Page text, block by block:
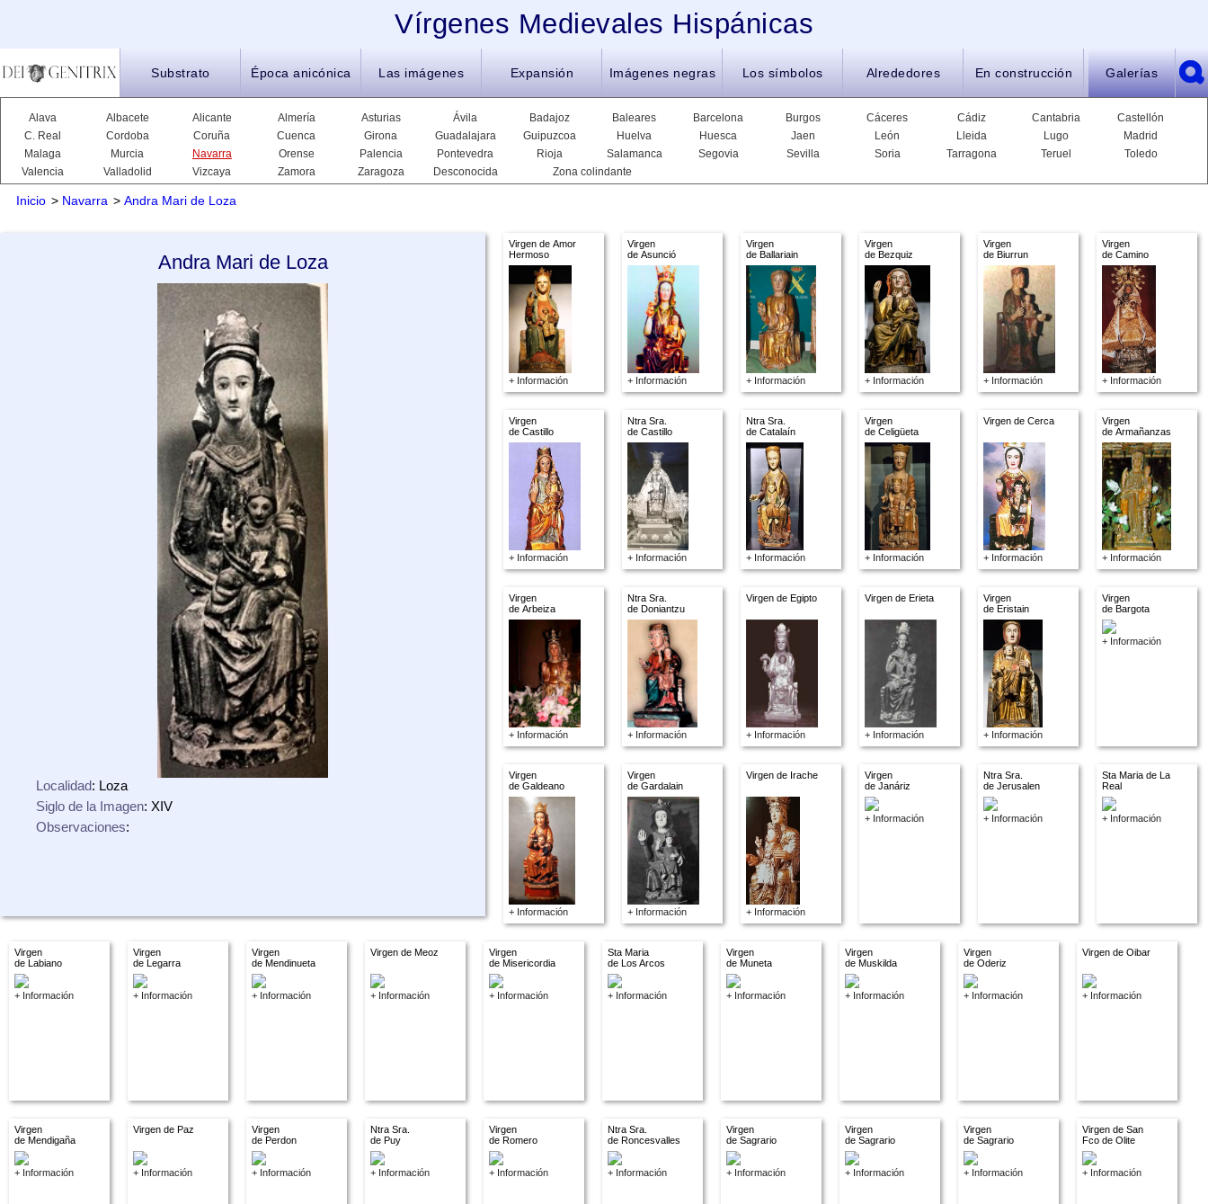
Vírgenes Medievales Hispánicas
Substrato Época anicónica Las imágenes Expansión Imágenes negras Los símbolos Alrededores En construcción Galerías
Alava Albacete Alicante Almería Asturias Ávila Badajoz Baleares Barcelona Burgos Cáceres Cádiz Cantabria
Castellón
C. Real
Cordoba Coruña Cuenca Girona Guadalajara Guipuzcoa Huelva Huesca Jaen León Lleida Lugo
Madrid
Malaga
Murcia Navarra Orense Palencia Pontevedra Rioja Salamanca Segovia Sevilla Soria Tarragona Teruel
Toledo
Valencia
Valladolid Vizcaya Zamora Zaragoza Desconocida Zona colindante
Inicio > Navarra > Andra Mari de Loza
Andra Mari de Loza
Localidad: Loza
Siglo de la Imagen: XIV
Observaciones:
Virgen de Amor
Hermoso
+ Información
Virgen
de Asunció
+ Información
Virgen
de Ballariain
+ Información
Virgen
de Bezquiz
+ Información
Virgen
de Biurrun
+ Información
Virgen
de Camino
+ Información
Virgen
de Castillo
+ Información
Ntra Sra.
de Castillo
+ Información
Ntra Sra.
de Catalaín
+ Información
Virgen
de Celigüeta
+ Información
Virgen de Cerca
+ Información
Virgen
de Armañanzas
+ Información
Virgen
de Arbeiza
+ Información
Ntra Sra.
de Doniantzu
+ Información
Virgen de Egipto
+ Información
Virgen de Erieta
+ Información
Virgen
de Eristain
+ Información
Virgen
de Bargota
+ Información
Virgen
de Galdeano
+ Información
Virgen
de Gardalain
+ Información
Virgen de Irache
+ Información
Virgen
de Janáriz
+ Información
Ntra Sra.
de Jerusalen
+ Información
Sta Maria de La
Real
+ Información
Virgen
de Labiano
+ Información
Virgen
de Legarra
+ Información
Virgen
de Mendinueta
+ Información
Virgen de Meoz
+ Información
Virgen
de Misericordia
+ Información
Sta Maria
de Los Arcos
+ Información
Virgen
de Muneta
+ Información
Virgen
de Muskilda
+ Información
Virgen
de Oderiz
+ Información
Virgen de Oibar
+ Información
Virgen
de Mendigaña
+ Información
Virgen de Paz
+ Información
Virgen
de Perdon
+ Información
Ntra Sra.
de Puy
+ Información
Virgen
de Romero
+ Información
Ntra Sra.
de Roncesvalles
+ Información
Virgen
de Sagrario
+ Información
Virgen
de Sagrario
+ Información
Virgen
de Sagrario
+ Información
Virgen de San
Fco de Olite
+ Información